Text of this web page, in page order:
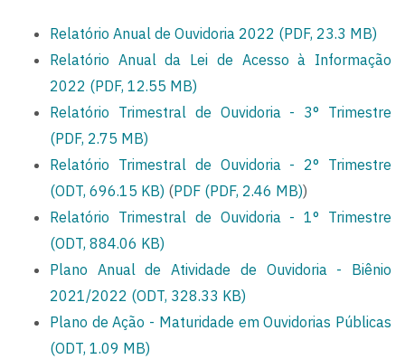
Relatório Anual de Ouvidoria 2022 (PDF, 23.3 MB)
Relatório Anual da Lei de Acesso à Informação
2022 (PDF, 12.55 MB)
Relatório Trimestral de Ouvidoria - 3° Trimestre
(PDF, 2.75 MB)
Relatório Trimestral de Ouvidoria - 2° Trimestre
(ODT, 696.15 KB) (PDF (PDF, 2.46 MB))
Relatório Trimestral de Ouvidoria - 1° Trimestre
(ODT, 884.06 KB)
Plano Anual de Atividade de Ouvidoria - Biênio
2021/2022 (ODT, 328.33 KB)
Plano de Ação - Maturidade em Ouvidorias Públicas
(ODT, 1.09 MB)